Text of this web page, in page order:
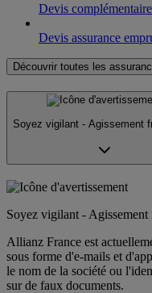
Devis
Devis assurance
Découvrir toutes les
Soyez vigilant - Agissement
Soyez vigilant - Agissement
Allianz France est
sous forme d'e-mails et
le nom de la société ou
sur de faux documents.